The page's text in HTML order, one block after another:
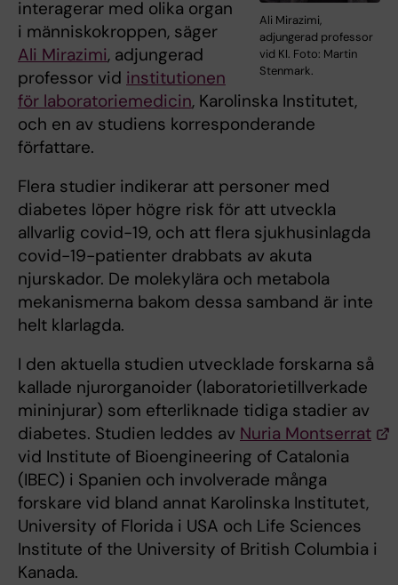
Ali Mirazimi,
adjungerad professor
vid KI. Foto: Martin
Stenmark.
interagerar med olika organ
i människokroppen, säger
Ali Mirazimi, adjungerad
professor vid institutionen
för laboratoriemedicin, Karolinska Institutet,
och en av studiens korresponderande
författare.
Flera studier indikerar att personer med
diabetes löper högre risk för att utveckla
allvarlig covid-19, och att flera sjukhusinlagda
covid-19-patienter drabbats av akuta
njurskador. De molekylära och metabola
mekanismerna bakom dessa samband är inte
helt klarlagda.
I den aktuella studien utvecklade forskarna så
kallade njurorganoider (laboratorietillverkade
mininjurar) som efterliknade tidiga stadier av
diabetes. Studien leddes av Nuria Montserrat
vid Institute of Bioengineering of Catalonia
(IBEC) i Spanien och involverade många
forskare vid bland annat Karolinska Institutet,
University of Florida i USA och Life Sciences
Institute of the University of British Columbia i
Kanada.